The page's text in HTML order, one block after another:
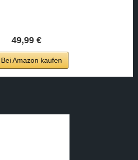
49,99 €
Bei Amazon kaufen